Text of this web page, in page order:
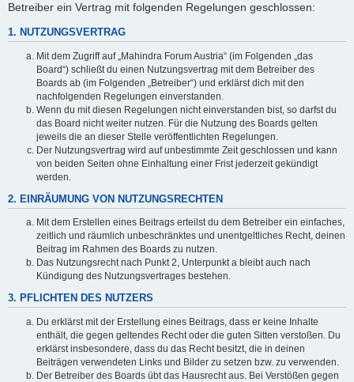
Betreiber ein Vertrag mit folgenden Regelungen geschlossen:
1. NUTZUNGSVERTRAG
Mit dem Zugriff auf „Mahindra Forum Austria“ (im Folgenden „das
Board“) schließt du einen Nutzungsvertrag mit dem Betreiber des
Boards ab (im Folgenden „Betreiber“) und erklärst dich mit den
nachfolgenden Regelungen einverstanden.
Wenn du mit diesen Regelungen nicht einverstanden bist, so darfst du
das Board nicht weiter nutzen. Für die Nutzung des Boards gelten
jeweils die an dieser Stelle veröffentlichten Regelungen.
Der Nutzungsvertrag wird auf unbestimmte Zeit geschlossen und kann
von beiden Seiten ohne Einhaltung einer Frist jederzeit gekündigt
werden.
2. EINRÄUMUNG VON NUTZUNGSRECHTEN
Mit dem Erstellen eines Beitrags erteilst du dem Betreiber ein einfaches,
zeitlich und räumlich unbeschränktes und unentgeltliches Recht, deinen
Beitrag im Rahmen des Boards zu nutzen.
Das Nutzungsrecht nach Punkt 2, Unterpunkt a bleibt auch nach
Kündigung des Nutzungsvertrages bestehen.
3. PFLICHTEN DES NUTZERS
Du erklärst mit der Erstellung eines Beitrags, dass er keine Inhalte
enthält, die gegen geltendes Recht oder die guten Sitten verstoßen. Du
erklärst insbesondere, dass du das Recht besitzt, die in deinen
Beiträgen verwendeten Links und Bilder zu setzen bzw. zu verwenden.
Der Betreiber des Boards übt das Hausrecht aus. Bei Verstößen gegen